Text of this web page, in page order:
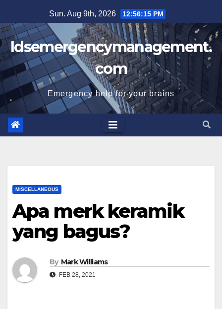
to
content
Sun. Aug 9th, 2026 12:56:16 PM
Idsemergencymanagement.
com
Emergency help for your brains
MISCELLANEOUS
Apa merk keramik
yang bagus?
By Mark Williams
FEB 28, 2021